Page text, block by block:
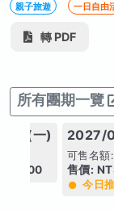
親子旅遊 一日自由
轉 PDF
所有團期一覽
(一)
36,900
2027/
可售名額
售價:
今日